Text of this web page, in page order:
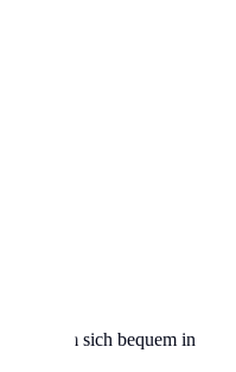
um sich bequem in